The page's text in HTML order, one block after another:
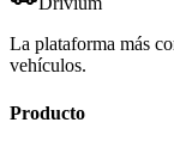
La plataforma más
vehículos.
Producto